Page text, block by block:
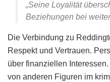
„Seine Loyalität
Beziehungen bei
Die Verbindung zu
Respekt und Vertrauen.
über finanziellen
von anderen Figuren im